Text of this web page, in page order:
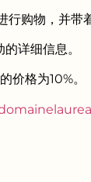
购物，并带
详细信息。
价格为10%。